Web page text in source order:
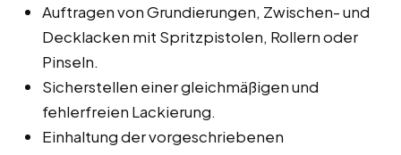
Auftragen von Grundierungen, Zwischen- und
Decklacken mit Spritzpistolen, Rollern oder
Pinseln.
Sicherstellen einer gleichmäßigen und
fehlerfreien Lackierung.
Einhaltung der vorgeschriebenen